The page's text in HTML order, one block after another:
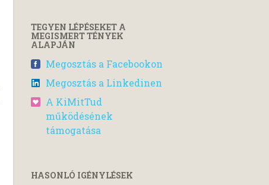
TEGYEN LÉPÉSEKET A
MEGISMERT TÉNYEK
ALAPJÁN
Megosztás a Facebookon
Megosztás a Linkedinen
A KiMitTud
működésének
támogatása
HASONLÓ IGÉNYLÉSEK